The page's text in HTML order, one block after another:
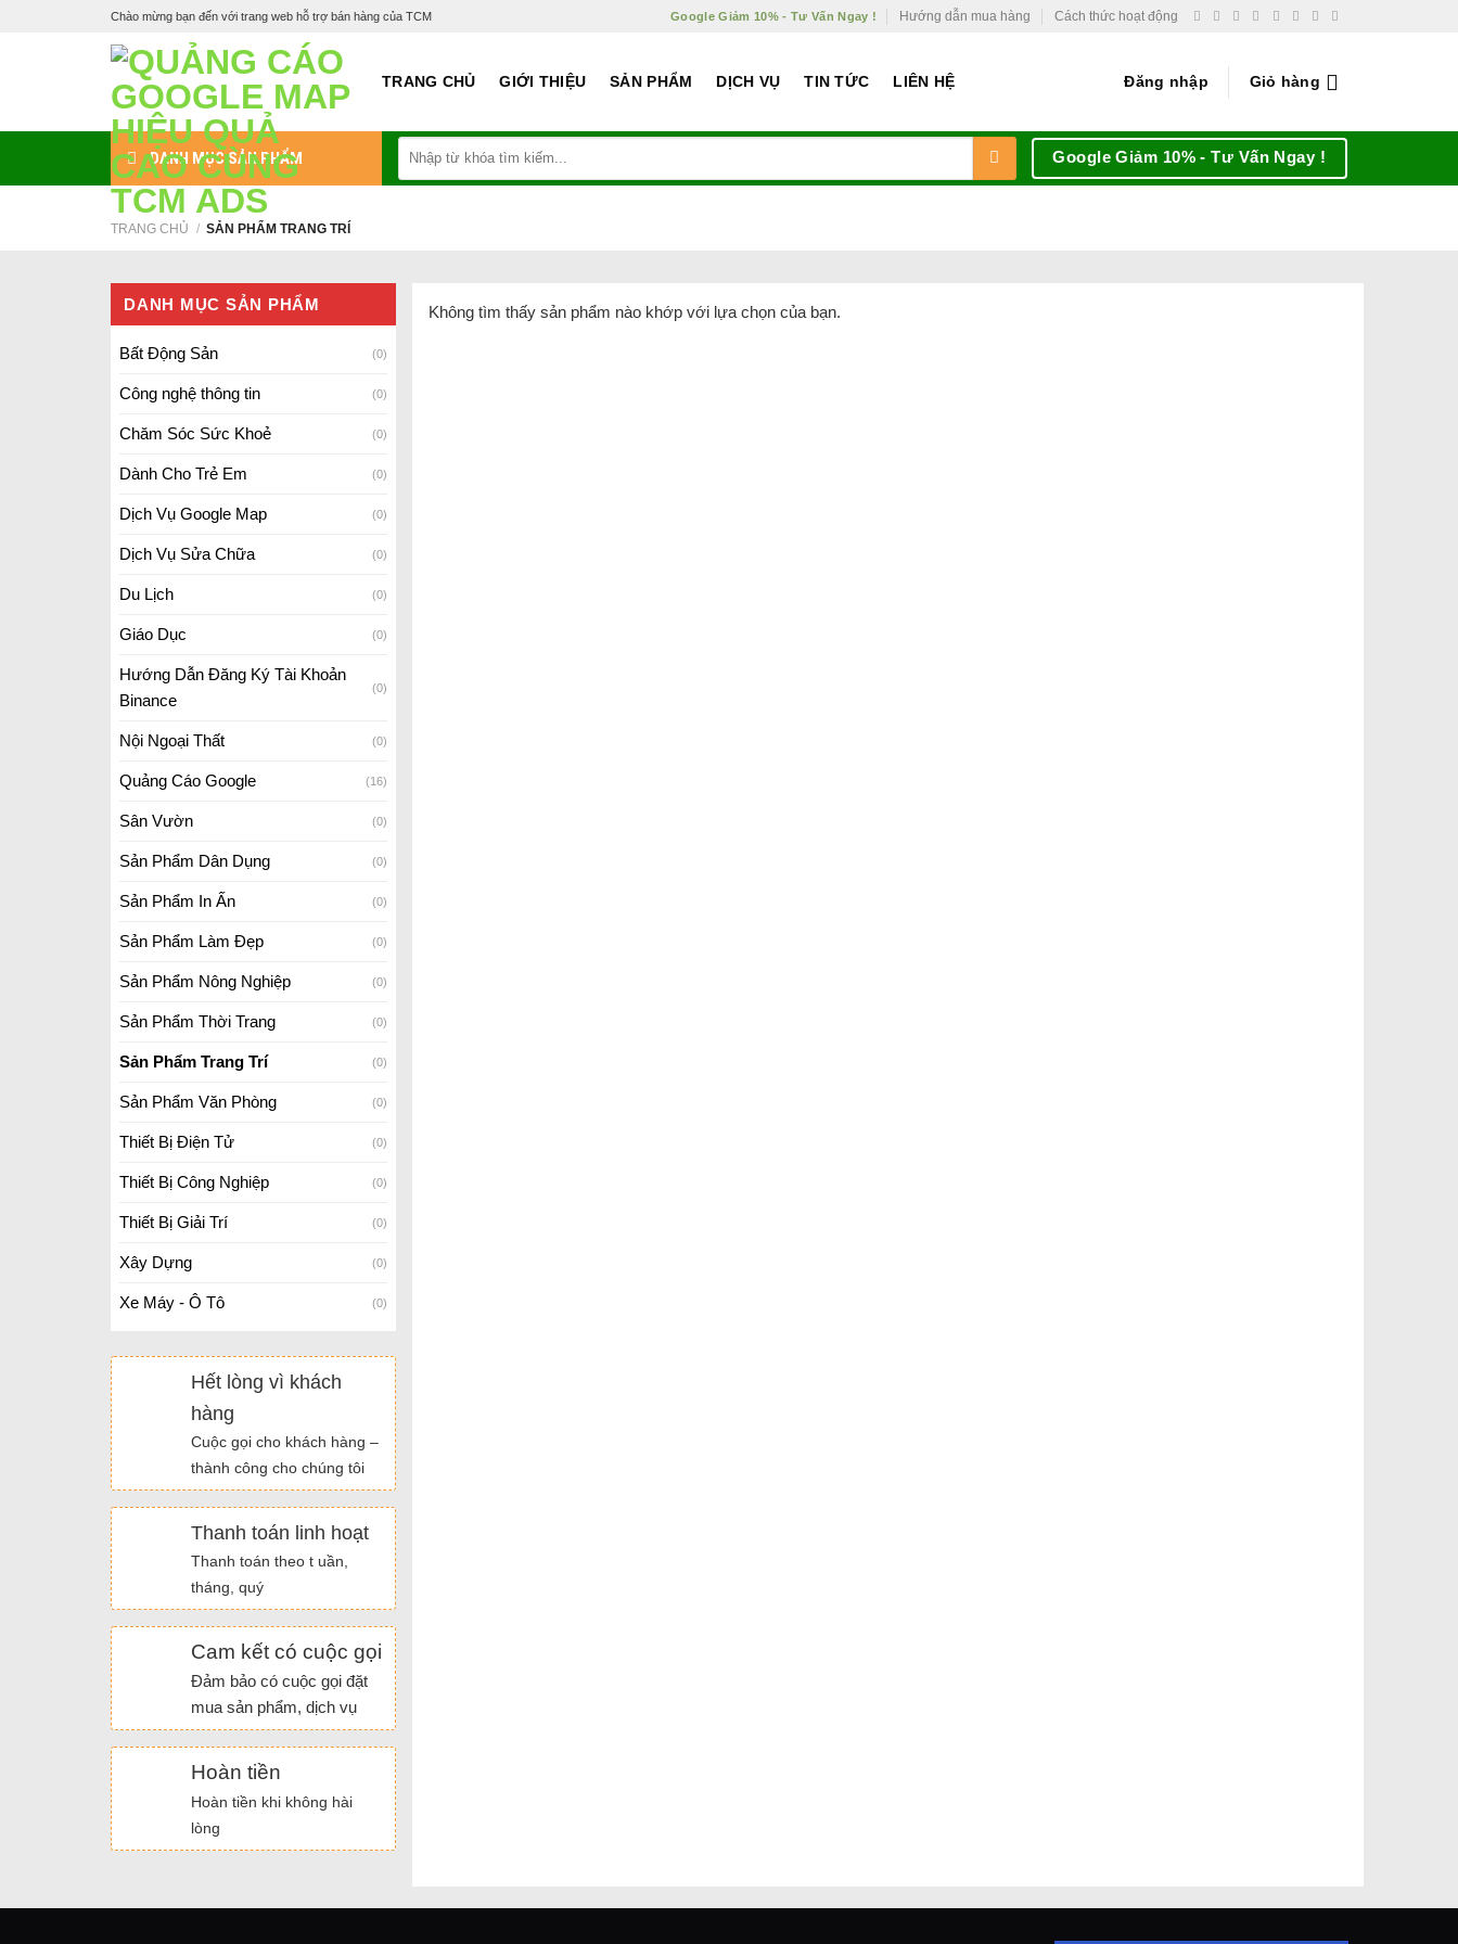
Chào mừng bạn đến với trang web hỗ trợ bán hàng của TCM Google Giảm 10% - Tư Vấn Ngay ! Hướng dẫn mua hàng Cách thức hoạt động
TRANG CHỦ GIỚI THIỆU SẢN PHẨM DỊCH VỤ TIN TỨC LIÊN HỆ Đăng nhập Giỏ hàng
DANH MỤC SẢN PHẨM
kiếm:
Google Giảm 10% - Tư Vấn Ngay !
TRANG CHỦ / SẢN PHẨM TRANG TRÍ
DANH MỤC SẢN PHẨM
Bất Động Sản (0)
Công nghệ thông tin (0)
Chăm Sóc Sức Khoẻ (0)
Dành Cho Trẻ Em (0)
Dịch Vụ Google Map (0)
Dịch Vụ Sửa Chữa (0)
Du Lịch (0)
Giáo Dục (0)
Hướng Dẫn Đăng Ký Tài Khoản
Binance
(0)
Nội Ngoại Thất (0)
Quảng Cáo Google (16)
Sân Vườn (0)
Sản Phẩm Dân Dụng (0)
Sản Phẩm In Ấn (0)
Sản Phẩm Làm Đẹp (0)
Sản Phẩm Nông Nghiệp (0)
Sản Phẩm Thời Trang (0)
Sản Phẩm Trang Trí (0)
Sản Phẩm Văn Phòng (0)
Thiết Bị Điện Tử (0)
Thiết Bị Công Nghiệp (0)
Thiết Bị Giải Trí (0)
Xây Dựng (0)
Xe Máy - Ô Tô (0)
Hết lòng vì khách
hàng
Cuộc gọi cho khách hàng –
thành công cho chúng tôi
Thanh toán linh hoạt
Thanh toán theo t uần,
tháng, quý
Cam kết có cuộc gọi
Đảm bảo có cuộc gọi đặt
mua sản phẩm, dịch vụ
Hoàn tiền
Hoàn tiền khi không hài
lòng
Không tìm thấy sản phẩm nào khớp với lựa chọn của bạn.